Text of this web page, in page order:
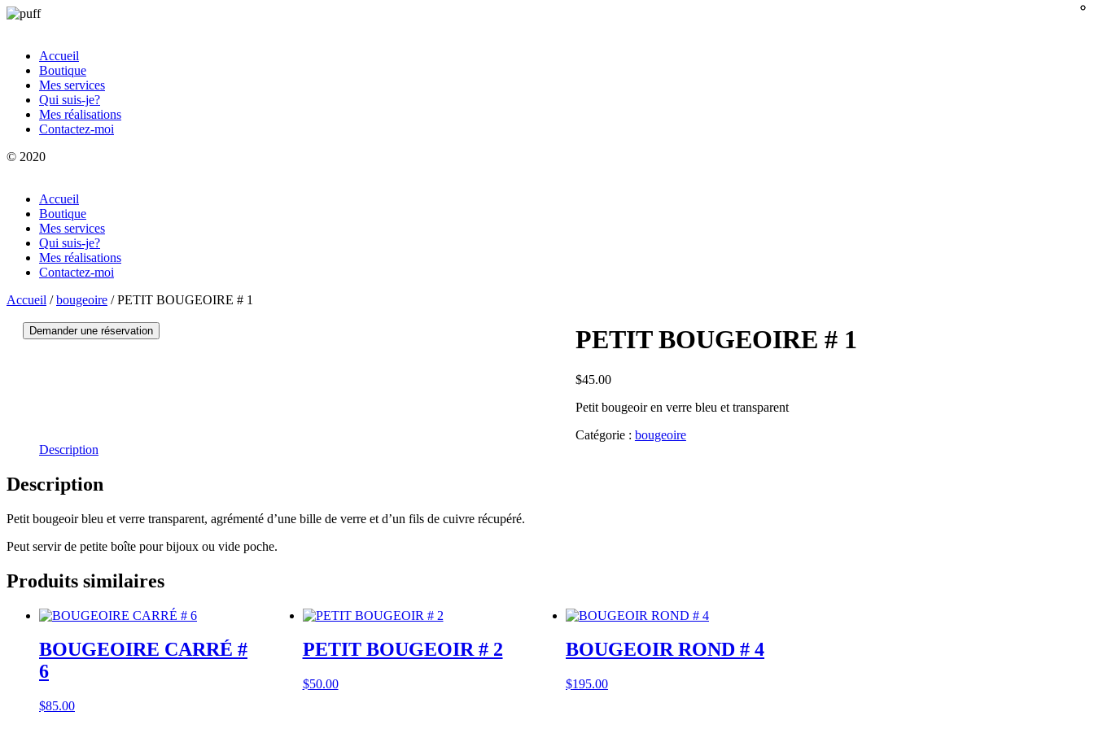
Accueil
Boutique
Mes services
Qui suis-je?
Mes réalisations
Contactez-moi
© 2020
Accueil
Boutique
Mes services
Qui suis-je?
Mes réalisations
Contactez-moi
Accueil /bougeoire / PETIT BOUGEOIRE # 1
PETIT BOUGEOIRE # 1
$45.00
Petit bougeoir en verre bleu et transparent
Catégorie : bougeoire
Demander une réservation
Description
Description
Petit bougeoir bleu et verre transparent, agrémenté d’une bille de verre et d’un fils de cuivre récupéré.
Peut servir de petite boîte pour bijoux ou vide poche.
Produits similaires
BOUGEOIRE CARRÉ #
6
$85.00
PETIT BOUGEOIR # 2
$50.00
BOUGEOIR ROND # 4
$195.00